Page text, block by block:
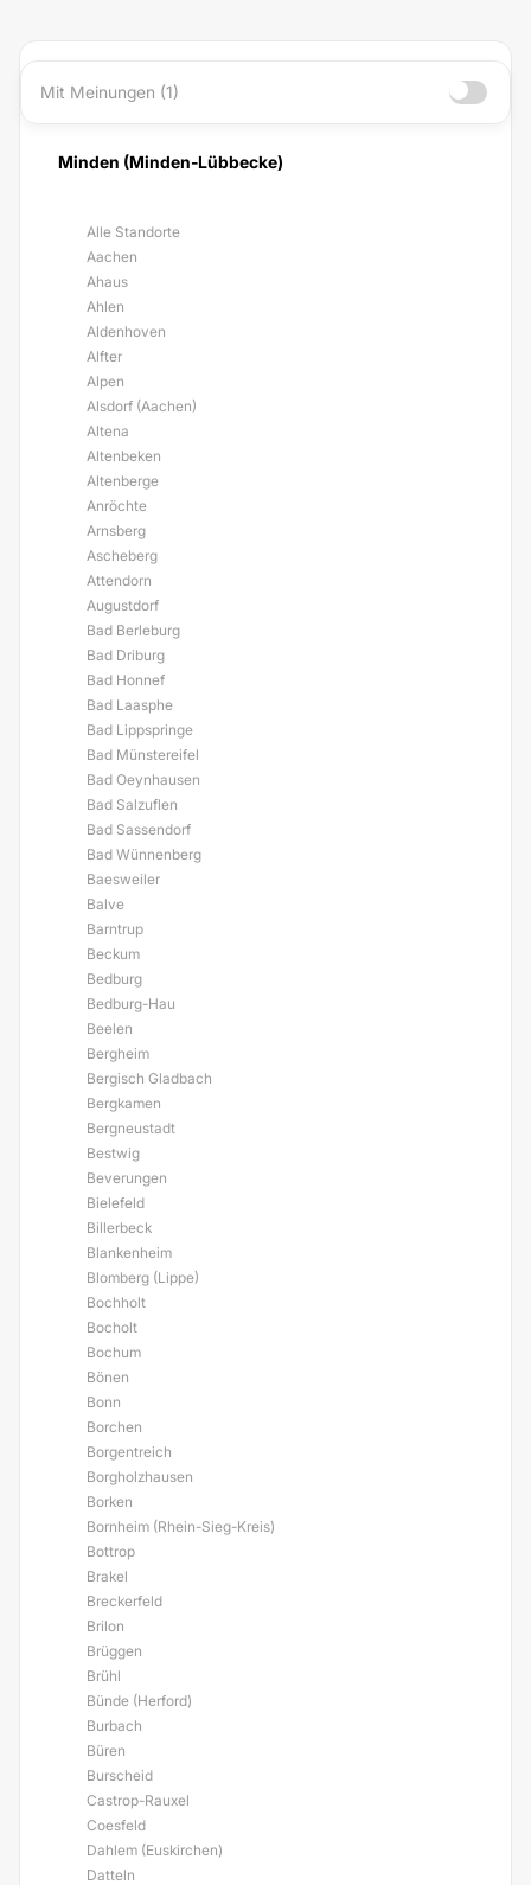
Mit Meinungen (1)
Minden (Minden-Lübbecke)
Alle Standorte
Aachen
Ahaus
Ahlen
Aldenhoven
Alfter
Alpen
Alsdorf (Aachen)
Altena
Altenbeken
Altenberge
Anröchte
Arnsberg
Ascheberg
Attendorn
Augustdorf
Bad Berleburg
Bad Driburg
Bad Honnef
Bad Laasphe
Bad Lippspringe
Bad Münstereifel
Bad Oeynhausen
Bad Salzuflen
Bad Sassendorf
Bad Wünnenberg
Baesweiler
Balve
Barntrup
Beckum
Bedburg
Bedburg-Hau
Beelen
Bergheim
Bergisch Gladbach
Bergkamen
Bergneustadt
Bestwig
Beverungen
Bielefeld
Billerbeck
Blankenheim
Blomberg (Lippe)
Bochholt
Bocholt
Bochum
Bönen
Bonn
Borchen
Borgentreich
Borgholzhausen
Borken
Bornheim (Rhein-Sieg-Kreis)
Bottrop
Brakel
Breckerfeld
Brilon
Brüggen
Brühl
Bünde (Herford)
Burbach
Büren
Burscheid
Castrop-Rauxel
Coesfeld
Dahlem (Euskirchen)
Datteln